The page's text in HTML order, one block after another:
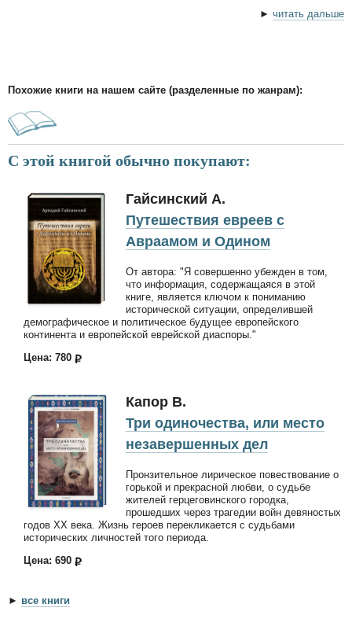
► читать дальше
Похожие книги на нашем сайте (разделенные по жанрам):
С этой книгой обычно покупают:
Гайсинский А.
Путешествия евреев с
Авраамом и Одином
От автора: "Я совершенно убежден в том,
что информация, содержащаяся в этой
книге, является ключом к пониманию
исторической ситуации, определившей
демографическое и политическое будущее европейского
континента и европейской еврейской диаспоры."
Цена: 780
Капор В.
Три одиночества, или место
незавершенных дел
Пронзительное лирическое повествование о
горькой и прекрасной любви, о судьбе
жителей герцеговинского городка,
прошедших через трагедии войн девяностых
годов ХХ века. Жизнь героев перекликается с судьбами
исторических личностей того периода.
Цена: 690
► все книги